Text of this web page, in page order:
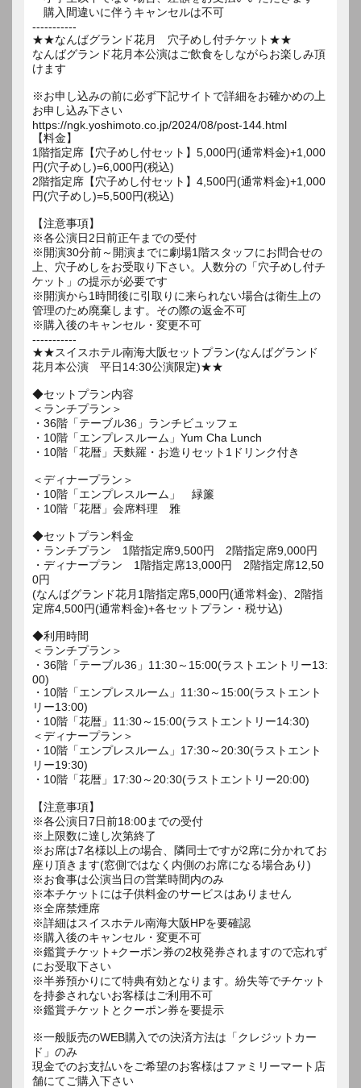
購入間違いに伴うキャンセルは不可
-----------
★★なんばグランド花月 穴子めし付チケット★★
なんばグランド花月本公演はご飲食をしながらお楽しみ頂
けます
※お申し込みの前に必ず下記サイトで詳細をお確かめの上
お申し込み下さい
https://ngk.yoshimoto.co.jp/2024/08/post-144.html
【料金】
1階指定席【穴子めし付セット】5,000円(通常料金)+1,000
円(穴子めし)=6,000円(税込)
2階指定席【穴子めし付セット】4,500円(通常料金)+1,000
円(穴子めし)=5,500円(税込)
【注意事項】
※各公演日2日前正午までの受付
※開演30分前～開演までに劇場1階スタッフにお問合せの
上、穴子めしをお受取り下さい。人数分の「穴子めし付チ
ケット」の提示が必要です
※開演から1時間後に引取りに来られない場合は衛生上の
管理のため廃棄します。その際の返金不可
※購入後のキャンセル・変更不可
-----------
★★スイスホテル南海大阪セットプラン(なんばグランド
花月本公演 平日14:30公演限定)★★
◆セットプラン内容
＜ランチプラン＞
・36階「テーブル36」ランチビュッフェ
・10階「エンプレスルーム」Yum Cha Lunch
・10階「花暦」天麩羅・お造りセット1ドリンク付き
＜ディナープラン＞
・10階「エンプレスルーム」 緑簾
・10階「花暦」会席料理 雅
◆セットプラン料金
・ランチプラン 1階指定席9,500円 2階指定席9,000円
・ディナープラン 1階指定席13,000円 2階指定席12,50
0円
(なんばグランド花月1階指定席5,000円(通常料金)、2階指
定席4,500円(通常料金)+各セットプラン・税サ込)
◆利用時間
＜ランチプラン＞
・36階「テーブル36」11:30～15:00(ラストエントリー13:
00)
・10階「エンプレスルーム」11:30～15:00(ラストエント
リー13:00)
・10階「花暦」11:30～15:00(ラストエントリー14:30)
＜ディナープラン＞
・10階「エンプレスルーム」17:30～20:30(ラストエント
リー19:30)
・10階「花暦」17:30～20:30(ラストエントリー20:00)
【注意事項】
※各公演日7日前18:00までの受付
※上限数に達し次第終了
※お席は7名様以上の場合、隣同士ですが2席に分かれてお
座り頂きます(窓側ではなく内側のお席になる場合あり)
※お食事は公演当日の営業時間内のみ
※本チケットには子供料金のサービスはありません
※全席禁煙席
※詳細はスイスホテル南海大阪HPを要確認
※購入後のキャンセル・変更不可
※鑑賞チケット+クーポン券の2枚発券されますので忘れず
にお受取下さい
※半券預かりにて特典有効となります。紛失等でチケット
を持参されないお客様はご利用不可
※鑑賞チケットとクーポン券を要提示
※一般販売のWEB購入での決済方法は「クレジットカー
ド」のみ
現金でのお支払いをご希望のお客様はファミリーマート店
舗にてご購入下さい